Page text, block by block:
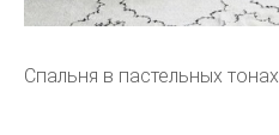
Спальня в пастельных тонах